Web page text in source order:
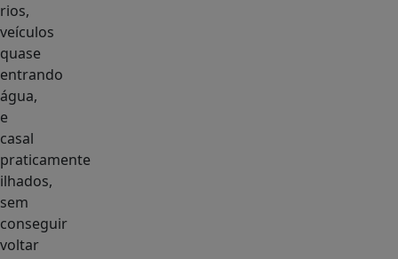
rios,
veículos
quase
entrando
água,
e
casal
praticamente
ilhados,
sem
conseguir
voltar